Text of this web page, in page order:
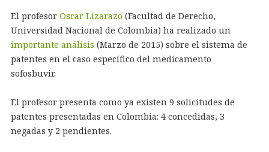
El profesor Oscar Lizarazo (Facultad de Derecho,
Universidad Nacional de Colombia) ha realizado un
importante análisis (Marzo de 2015) sobre el sistema de
patentes en el caso específico del medicamento
sofosbuvir.
El profesor presenta como ya existen 9 solicitudes de
patentes presentadas en Colombia: 4 concedidas, 3
negadas y 2 pendientes.